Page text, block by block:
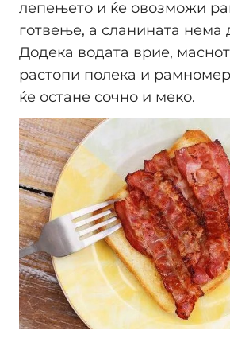
лепењето и ќе овозможи
готвење, а сланината нема
Додека водата врие,
растопи полека и
ќе остане сочно и меко.